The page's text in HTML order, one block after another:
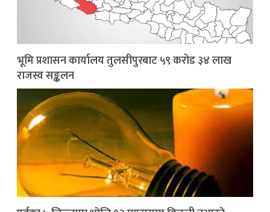
भूमि प्रशासन कार्यालय तुलसीपुरबाट ५९ करोड ३४ लाख
राजस्व सङ्कलन